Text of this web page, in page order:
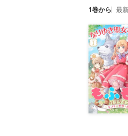
1巻から 最